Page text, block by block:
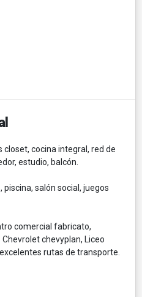
closet, cocina integral, red de
estudio, balcón.
salón social, juegos
comercial fabricato,
chevyplan, Liceo
rutas de transporte.